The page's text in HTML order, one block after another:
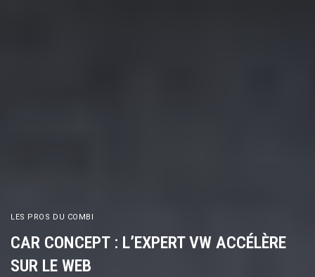
LES PROS DU COMBI
CAR CONCEPT : L’EXPERT VW ACCÉLÈRE
SUR LE WEB